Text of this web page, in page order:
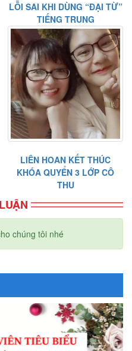
LỖI SAI KHI DÙNG “ĐẠI TỪ”
TIẾNG TRUNG
LIÊN HOAN KẾT THÚC
KHÓA QUYỂN 3 LỚP CÔ
THU
chúng tôi nhé